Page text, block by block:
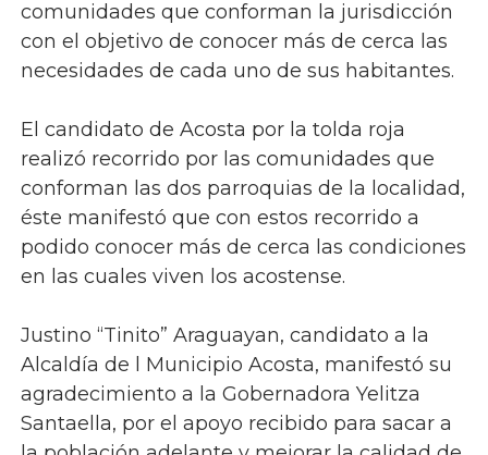
comunidades que conforman la jurisdicción
con el objetivo de conocer más de cerca las
necesidades de cada uno de sus habitantes.
El candidato de Acosta por la tolda roja
realizó recorrido por las comunidades que
conforman las dos parroquias de la localidad,
éste manifestó que con estos recorrido a
podido conocer más de cerca las condiciones
en las cuales viven los acostense.
Justino “Tinito” Araguayan, candidato a la
Alcaldía de l Municipio Acosta, manifestó su
agradecimiento a la Gobernadora Yelitza
Santaella, por el apoyo recibido para sacar a